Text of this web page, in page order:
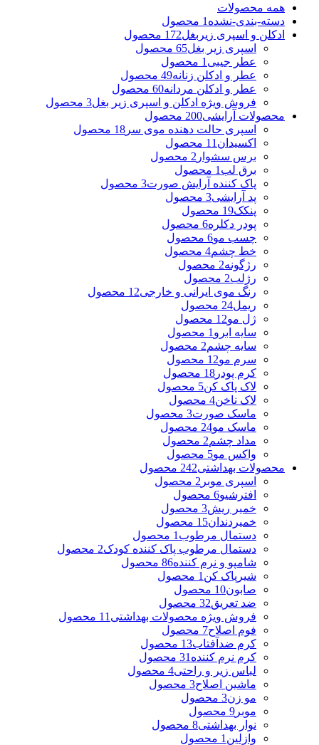
همه محصولات
دسته-بندی-نشده 1 محصول
ادکلن و اسپری زیربغل172 محصول
اسپری زیر بغل65 محصول
عطر جیبی 1 محصول
عطر و ادکلن زنانه49 محصول
عطر و ادکلن مردانه60 محصول
فروش ویژه ادکلن و اسپری زیر بغل3 محصول
محصولات آرایشی200 محصول
اسپری حالت دهنده موی سر 18 محصول
اکسیدان 11 محصول
برس سشوار 2 محصول
برق لب 1 محصول
پاک کننده آرایش صورت3 محصول
پد آرایشی3 محصول
پنکک19 محصول
پودر دکلره6 محصول
چسب مو6 محصول
خط چشم4 محصول
رژگونه2 محصول
رژلب2 محصول
رنگ موی ایرانی و خارجی12 محصول
ریمل24 محصول
ژل مو12 محصول
سایه ابرو 1 محصول
سایه چشم2 محصول
سرم مو12 محصول
کرم پودر 18 محصول
لاک پاک کن5 محصول
لاک ناخن4 محصول
ماسک صورت3 محصول
ماسک مو24 محصول
مداد چشم2 محصول
واکس مو5 محصول
محصولات بهداشتی242 محصول
اسپری موبر 2 محصول
افترشیو6 محصول
خمیر ریش3 محصول
خمیردندان15 محصول
دستمال مرطوب 1 محصول
دستمال مرطوب پاک کننده کودک2 محصول
شامپو و نرم کننده86 محصول
شیرپاک کن 1 محصول
صابون10 محصول
ضد تعریق32 محصول
فروش ویژه محصولات بهداشتی 11 محصول
فوم اصلاح7 محصول
کرم ضدآفتاب13 محصول
کرم نرم کننده 31 محصول
لباس زیر و راحتی4 محصول
ماشین اصلاح3 محصول
مو زن3 محصول
موبر 9 محصول
نوار بهداشتی8 محصول
وازلین 1 محصول